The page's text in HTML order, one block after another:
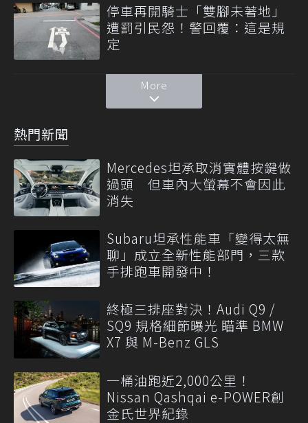
停車再開騎士「雙腳未著地」
遭罰引民怨！警回覆：這是規
定
More
熱門新聞
Mercedes坦承取消實體按鍵做
過頭 但車內大螢幕不會因此
消失
Subaru坦承性能車「變得太無
聊」成立全新性能部門，三款
手排跑車開發中！
終極三排座對決！Audi Q9 /
SQ9 規格細節曝光 瞄準 BMW
X7 與 M-Benz GLS
一桶油跑近2,000公里！
Nissan Qashqai e-POWER創
金氏世界紀錄